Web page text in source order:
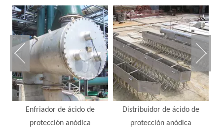
Enfriador de ácido de
protección anódica
Distribuidor de ácido de
protección anódica